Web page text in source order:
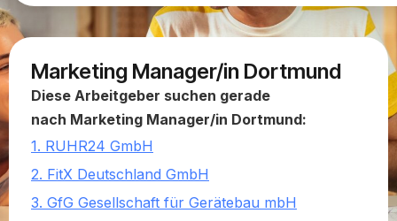
Marketing Manager/in Dortmund
Diese Arbeitgeber suchen gerade
nach Marketing Manager/in Dortmund:
1. RUHR24 GmbH
2. FitX Deutschland GmbH
3. GfG Gesellschaft für Gerätebau mbH